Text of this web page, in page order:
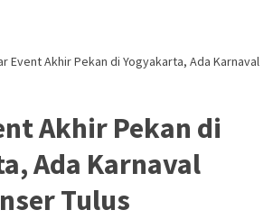
Event Akhir Pekan di Yogyakarta, Ada Karnaval
Akhir Pekan di
Ada Karnaval
Tulus